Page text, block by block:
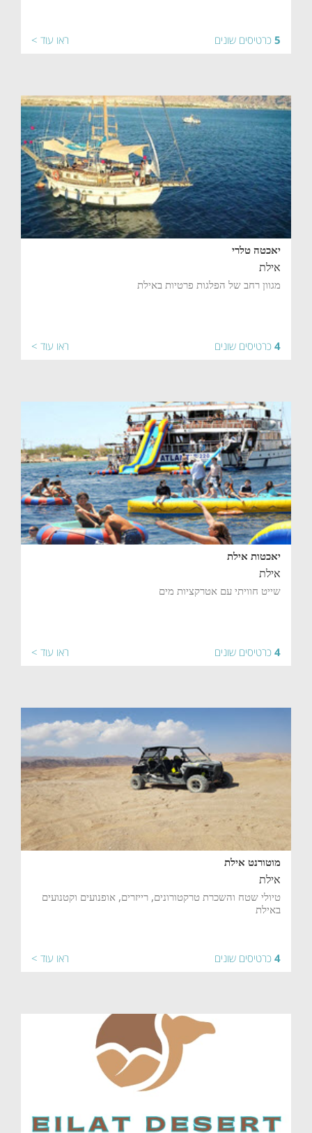
5 כרטיסים שונים ראו עוד >
יאכטה טלרי
אילת
מגוון רחב של הפלגות פרטיות באילת
4 כרטיסים שונים ראו עוד >
יאכטות אילת
אילת
שייט חוויתי עם אטרקציות מים
4 כרטיסים שונים ראו עוד >
מוטורנט אילת
אילת
טיולי שטח והשכרת טרקטורונים, רייזרים, אופנועים וקטנועים
באילת
4 כרטיסים שונים ראו עוד >